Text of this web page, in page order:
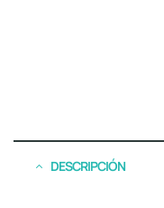
DESCRIPCIÓN